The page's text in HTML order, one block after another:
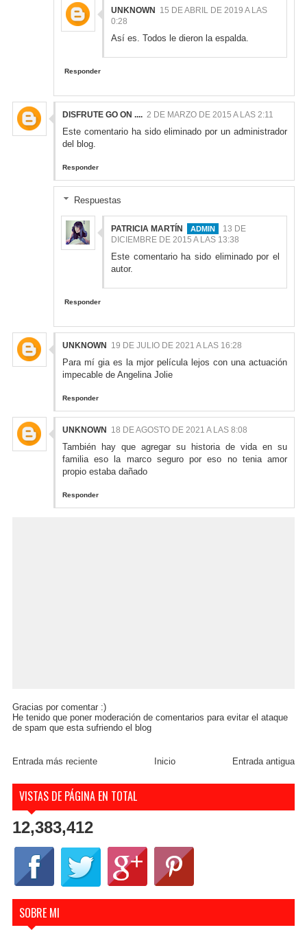
UNKNOWN
15 DE ABRIL DE 2019 A LAS
0:28
Así es. Todos le dieron la espalda.
Responder
DISFRUTE GO ON .... 2 DE MARZO DE 2015 A LAS 2:11
Este comentario ha sido eliminado por un administrador
del blog.
Responder
Respuestas
PATRICIA MARTÍN
13 DE
DICIEMBRE DE 2015 A LAS 13:38
Este comentario ha sido eliminado por el
autor.
Responder
UNKNOWN 19 DE JULIO DE 2021 A LAS 16:28
Para mí gia es la mjor película lejos con una actuación
impecable de Angelina Jolie
Responder
UNKNOWN 18 DE AGOSTO DE 2021 A LAS 8:08
También hay que agregar su historia de vida en su
familia eso la marco seguro por eso no tenia amor
propio estaba dañado
Responder
Gracias por comentar :)
He tenido que poner moderación de comentarios para evitar el ataque
de spam que esta sufriendo el blog
Entrada más reciente Entrada antigua
Inicio
VISTAS DE PÁGINA EN TOTAL
12,383,412
SOBRE MI